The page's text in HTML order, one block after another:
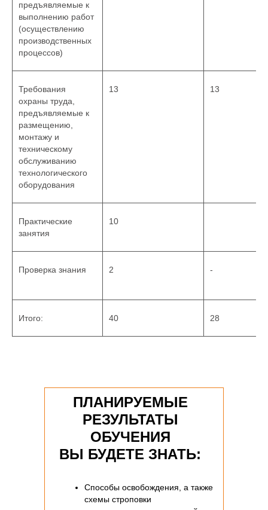
предъявляемые к
выполнению работ
(осуществлению
производственных
процессов)
Требования
охраны труда,
предъявляемые к
размещению,
монтажу и
техническому
обслуживанию
технологического
оборудования
13 13
Практические
занятия
10
Проверка знания 2 -
Итого: 40 28
Способы освобождения, а также
схемы строповки
ПЛАНИРУЕМЫЕ
РЕЗУЛЬТАТЫ
ОБУЧЕНИЯ
ВЫ БУДЕТЕ ЗНАТЬ: